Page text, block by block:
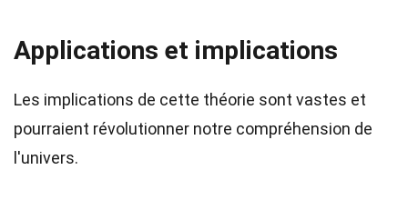
Applications et implications
Les implications de cette théorie sont vastes et
pourraient révolutionner notre compréhension de
l'univers.